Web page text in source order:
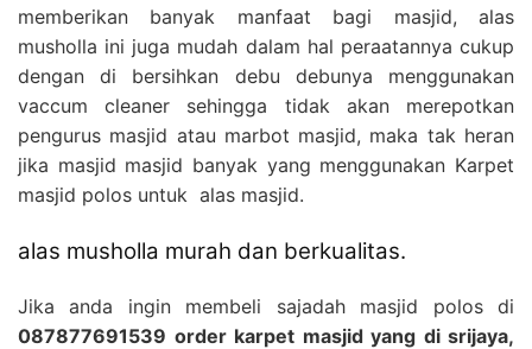
memberikan banyak manfaat bagi masjid, alas
musholla ini juga mudah dalam hal peraatannya cukup
dengan di bersihkan debu debunya menggunakan
vaccum cleaner sehingga tidak akan merepotkan
pengurus masjid atau marbot masjid, maka tak heran
jika masjid masjid banyak yang menggunakan Karpet
masjid polos untuk alas masjid.
alas musholla murah dan berkualitas.
Jika anda ingin membeli sajadah masjid polos di
087877691539 order karpet masjid yang di srijaya,